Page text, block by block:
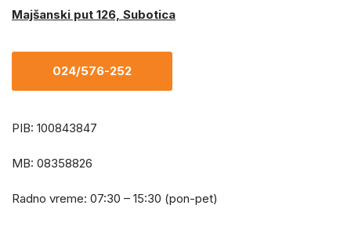
Majšanski put 126, Subotica
024/576-252
PIB: 100843847
MB: 08358826
Radno vreme: 07:30 – 15:30 (pon-pet)